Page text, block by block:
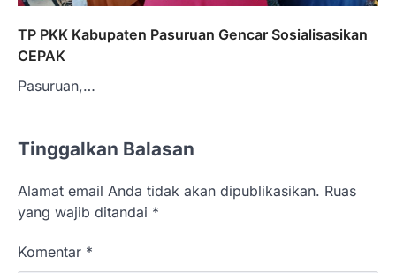
TP PKK Kabupaten Pasuruan Gencar Sosialisasikan
CEPAK
Pasuruan,…
Tinggalkan Balasan
Alamat email Anda tidak akan dipublikasikan. Ruas
yang wajib ditandai *
Komentar *